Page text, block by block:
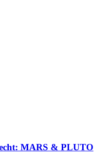
MARS & PLUTO